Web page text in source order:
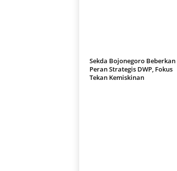
Sekda Bojonegoro Beberkan
Peran Strategis DWP, Fokus
Tekan Kemiskinan